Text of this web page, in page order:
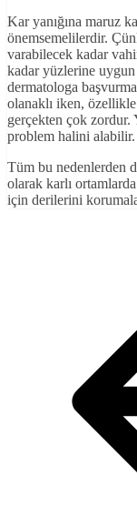
Kar yanığına maruz
önemsemelilerdir.
varabilecek kadar
kadar yüzlerine uygun
dermatologa
olanaklı iken,
gerçekten çok zordur.
problem halini alabilir.
Tüm bu nedenlerden
olarak karlı
için derilerini